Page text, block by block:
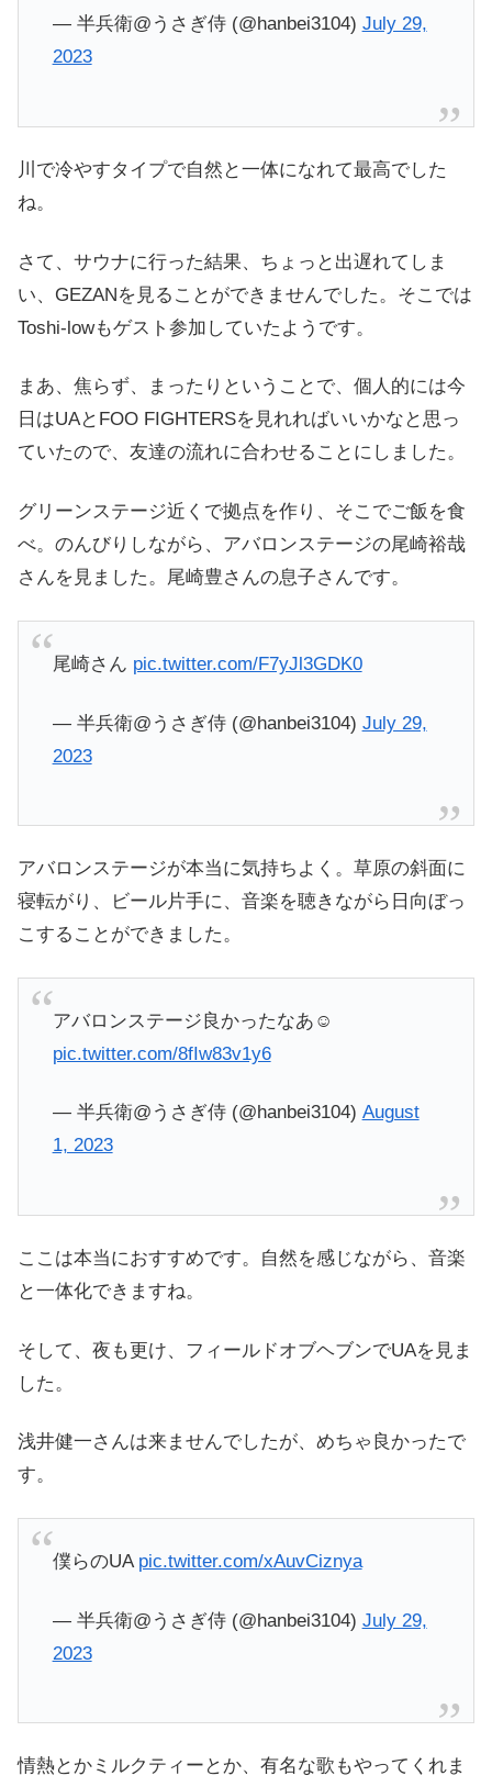
— 半兵衛@うさぎ侍 (@hanbei3104) July 29,
2023
川で冷やすタイプで自然と一体になれて最高でした
ね。
さて、サウナに行った結果、ちょっと出遅れてしま
い、GEZANを見ることができませんでした。そこでは
Toshi-lowもゲスト参加していたようです。
まあ、焦らず、まったりということで、個人的には今
日はUAとFOO FIGHTERSを見れればいいかなと思っ
ていたので、友達の流れに合わせることにしました。
グリーンステージ近くで拠点を作り、そこでご飯を食
べ。のんびりしながら、アバロンステージの尾崎裕哉
さんを見ました。尾崎豊さんの息子さんです。
尾崎さん pic.twitter.com/F7yJl3GDK0
— 半兵衛@うさぎ侍 (@hanbei3104) July 29,
2023
アバロンステージが本当に気持ちよく。草原の斜面に
寝転がり、ビール片手に、音楽を聴きながら日向ぼっ
こすることができました。
アバロンステージ良かったなあ☺️
pic.twitter.com/8fIw83v1y6
— 半兵衛@うさぎ侍 (@hanbei3104) August
1, 2023
ここは本当におすすめです。自然を感じながら、音楽
と一体化できますね。
そして、夜も更け、フィールドオブヘブンでUAを見ま
した。
浅井健一さんは来ませんでしたが、めちゃ良かったで
す。
僕らのUA pic.twitter.com/xAuvCiznya
— 半兵衛@うさぎ侍 (@hanbei3104) July 29,
2023
情熱とかミルクティーとか、有名な歌もやってくれま